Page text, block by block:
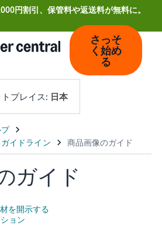
円割引、保管料や返送料が無料に。
さっそ
く始め
る
プレイス: 日本
ガイド
を開示する
ョン